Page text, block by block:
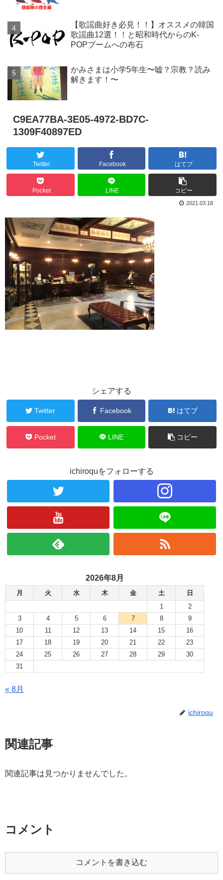
【歌謡曲好き必見！！】オススメの韓国
歌謡曲12選！！と昭和時代からのK-
POPブームへの布石
かみさまは小学5年生〜嘘？宗教？読み
解きます！〜
C9EA77BA-3E05-4972-BD7C-
1309F40897ED
Twitter Facebook はてブ
Pocket LINE コピー
2021.03.18
シェアする
Twitter Facebook はてブ
Pocket LINE コピー
ichiroquをフォローする
2026年8月
月 火 水 木 金 土
日
1
2
3
4 5 6 7 8
9
10
11 12 13 14 15
16
17
18 19 20 21 22
23
24
25 26 27 28 29
30
31
« 8月
ichiroqu
関連記事
関連記事は見つかりませんでした。
コメント
コメントを書き込む